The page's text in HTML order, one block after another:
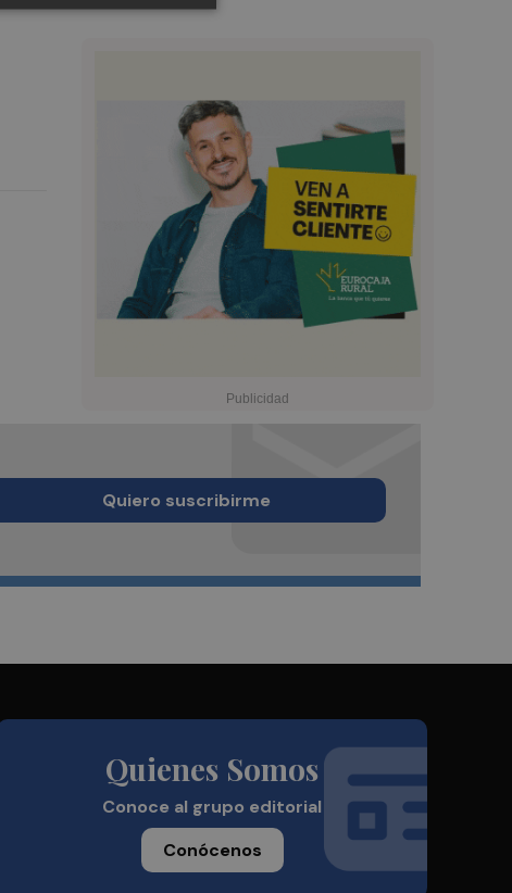
Quiero suscribirme
Quienes Somos
Conoce al grupo editorial
Conócenos